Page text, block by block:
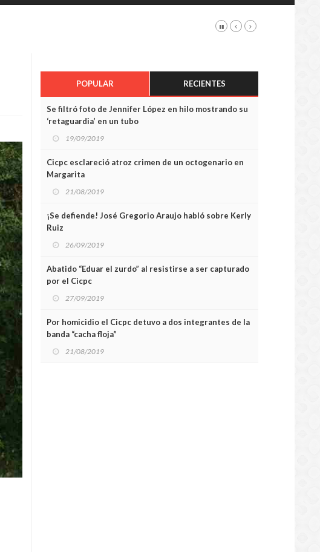
POPULAR RECIENTES
Se filtró foto de Jennifer López en hilo mostrando su
‘retaguardia’ en un tubo
19/09/2019
Cicpc esclareció atroz crimen de un octogenario en
Margarita
21/08/2019
¡Se defiende! José Gregorio Araujo habló sobre Kerly
Ruiz
26/09/2019
Abatido “Eduar el zurdo” al resistirse a ser capturado
por el Cicpc
27/09/2019
Por homicidio el Cicpc detuvo a dos integrantes de la
banda “cacha floja”
21/08/2019